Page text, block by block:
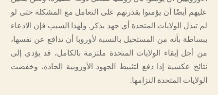
عليهم أيضًا أن يؤمنوا بقدرتهم على التعامل مع المشكلة حتى لو
لم تبذل الولايات المتحدة أي جهد يذكر. ولهذا السبب فإن الادعاء
ببساطة بأنه من المستحيل بالنسبة لأوروبا أن تدافع عن نفسها،
من أجل إبقاء الولايات المتحدة ملتزمة بالكامل، قد يؤدي إلى
نتائج عكسية إذا دفع لتثبيط الجهود الأوروبية الجادة، وخفضت
الولايات المتحدة التزامها.